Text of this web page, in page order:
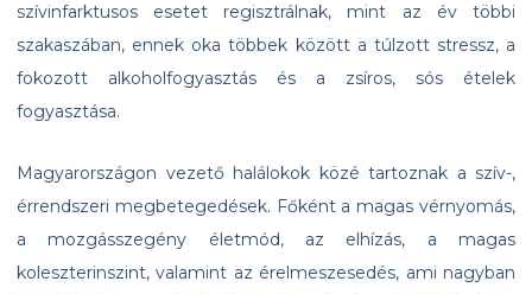
szívinfarktusos esetet regisztrálnak, mint az év többi
szakaszában, ennek oka többek között a túlzott stressz, a
fokozott alkoholfogyasztás és a zsíros, sós ételek
fogyasztása.
Magyarországon vezető halálokok közé tartoznak a szív-,
érrendszeri megbetegedések. Főként a magas vérnyomás,
a mozgásszegény életmód, az elhízás, a magas
koleszterinszint, valamint az érelmeszesedés, ami nagyban